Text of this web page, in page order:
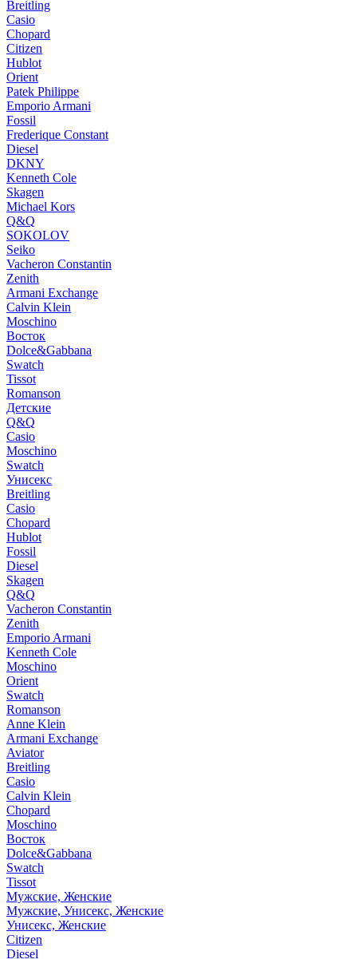
Breitling
Casio
Chopard
Citizen
Hublot
Orient
Patek Philippe
Emporio Armani
Fossil
Frederique Constant
Diesel
DKNY
Kenneth Cole
Skagen
Michael Kors
Q&Q
SOKOLOV
Seiko
Vacheron Constantin
Zenith
Armani Exchange
Calvin Klein
Moschino
Восток
Dolce&Gabbana
Swatch
Tissot
Romanson
Детские
Q&Q
Casio
Moschino
Swatch
Унисекс
Breitling
Casio
Chopard
Hublot
Fossil
Diesel
Skagen
Q&Q
Vacheron Constantin
Zenith
Emporio Armani
Kenneth Cole
Moschino
Orient
Swatch
Romanson
Anne Klein
Armani Exchange
Aviator
Breitling
Casio
Calvin Klein
Chopard
Moschino
Восток
Dolce&Gabbana
Swatch
Tissot
Мужские, Женские
Мужские, Унисекс, Женские
Унисекс, Женские
Citizen
Diesel